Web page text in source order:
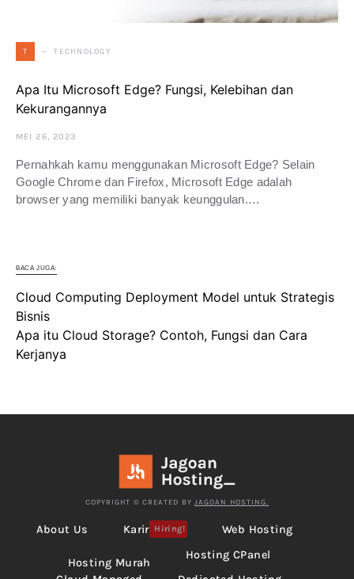
T TECHNOLOGY
Apa Itu Microsoft Edge? Fungsi, Kelebihan dan
Kekurangannya
MEI 26, 2023
Pernahkah kamu menggunakan Microsoft Edge? Selain
Google Chrome dan Firefox, Microsoft Edge adalah
browser yang memiliki banyak keunggulan.…
BACA JUGA:
Cloud Computing Deployment Model untuk Strategis
Bisnis
Apa itu Cloud Storage? Contoh, Fungsi dan Cara
Kerjanya
COPYRIGHT © CREATED BY JAGOAN HOSTING.
About Us Karir Hiring! Web Hosting
Hosting Murah
Hosting CPanel